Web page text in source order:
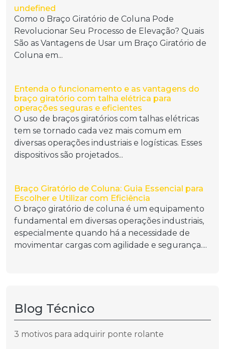
undefined
Como o Braço Giratório de Coluna Pode
Revolucionar Seu Processo de Elevação? Quais
São as Vantagens de Usar um Braço Giratório de
Coluna em...
Entenda o funcionamento e as vantagens do
braço giratório com talha elétrica para
operações seguras e eficientes
O uso de braços giratórios com talhas elétricas
tem se tornado cada vez mais comum em
diversas operações industriais e logísticas. Esses
dispositivos são projetados...
Braço Giratório de Coluna: Guia Essencial para
Escolher e Utilizar com Eficiência
O braço giratório de coluna é um equipamento
fundamental em diversas operações industriais,
especialmente quando há a necessidade de
movimentar cargas com agilidade e segurança....
Blog Técnico
3 motivos para adquirir ponte rolante